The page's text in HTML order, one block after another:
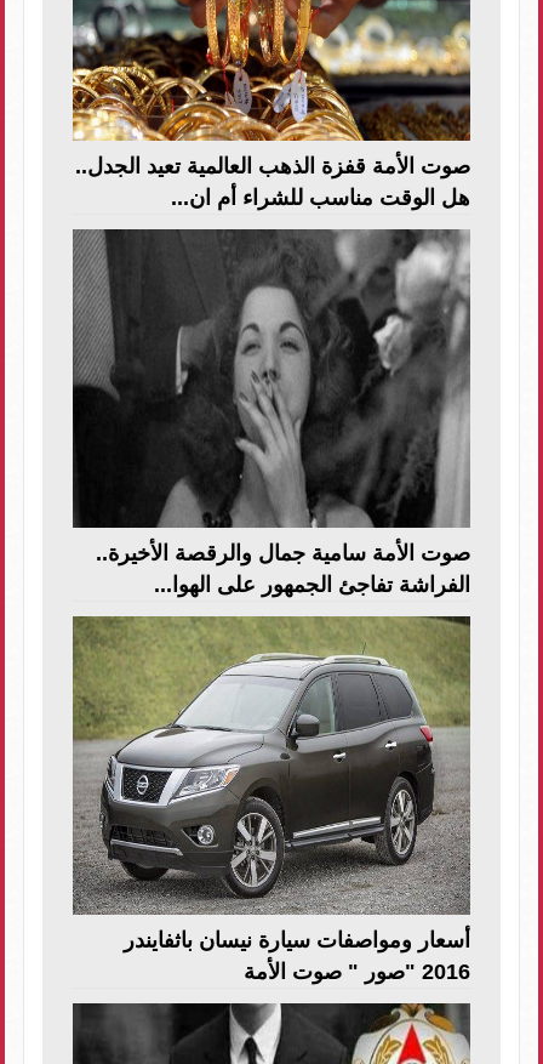
صوت الأمة قفزة الذهب العالمية تعيد الجدل..
هل الوقت مناسب للشراء أم ان...
صوت الأمة سامية جمال والرقصة الأخيرة..
الفراشة تفاجئ الجمهور على الهوا...
أسعار ومواصفات سيارة نيسان باثفايندر
2016 "صور " صوت الأمة